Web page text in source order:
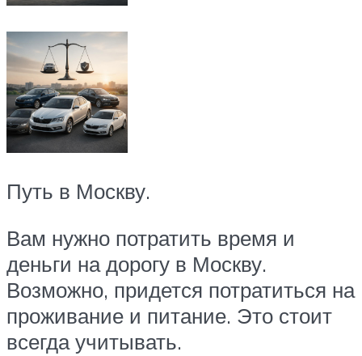
Путь в Москву.
Вам нужно потратить время и
деньги на дорогу в Москву.
Возможно, придется потратиться на
проживание и питание. Это стоит
всегда учитывать.